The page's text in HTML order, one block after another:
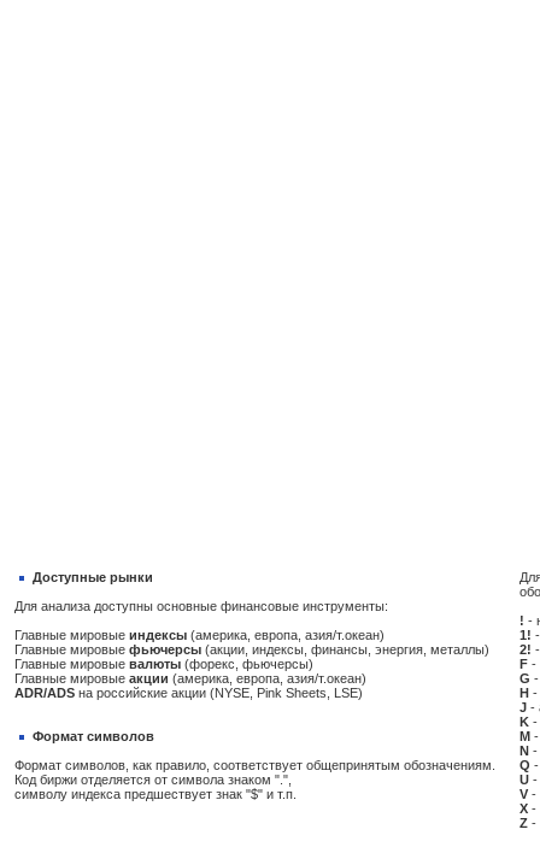
Доступные рынки
Для анализа доступны основные финансовые инструменты:
Главные мировые индексы (америка, европа, азия/т.океан)
Главные мировые фьючерсы (акции, индексы, финансы, энергия, металлы)
Главные мировые валюты (форекс, фьючерсы)
Главные мировые акции (америка, европа, азия/т.океан)
ADR/ADS на российские акции (NYSE, Pink Sheets, LSE)
Формат символов
Формат символов, как правило, соответствует общепринятым обозначениям.
Код биржи отделяется от символа знаком ".",
символу индекса предшествует знак "$" и т.п.
! -
1!
2!
F -
G
H -
J -
K -
M
N -
Q -
U -
V -
X -
Z -